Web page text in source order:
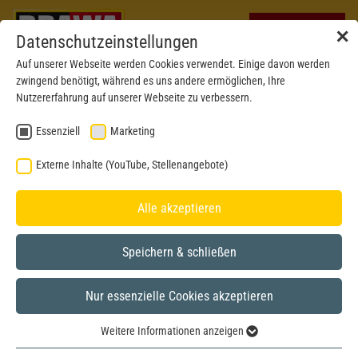
AKTUELLE AUSLIEFERUNGEN
MAI 2026
✕
Datenschutzeinstellungen
Auf unserer Webseite werden Cookies verwendet. Einige davon werden
zwingend benötigt, während es uns andere ermöglichen, Ihre
Nutzererfahrung auf unserer Webseite zu verbessern.
Essenziell Marketing
Externe Inhalte (YouTube, Stellenangebote)
Alle akzeptieren
Speichern & schließen
Nur essenzielle Cookies akzeptieren
Weitere Informationen anzeigen